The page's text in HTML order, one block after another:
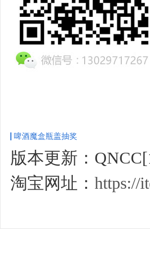
啤酒魔盒瓶盖抽奖
版本更新：
淘宝网址： https://